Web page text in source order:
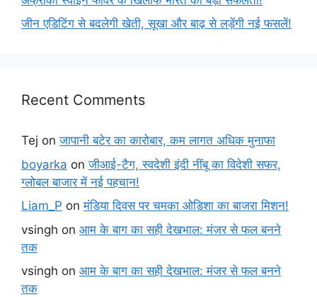
जीन एडिटिंग से बदलेगी खेती, सूखा और बाढ़ से लड़ेंगी नई फसलें!
Recent Comments
Tej onजापानी बटेर का कारोबार, कम लागत अधिक मुनाफा
boyarka onजीआई-टैग, स्वदेशी इंदी नींबू का विदेशी सफर,
ग्लोबल बाजार में नई पहचान!
Liam_P onमंडिया दिवस पर चमका ओडिशा का बाजरा मिशन!
vsingh on आम के बाग का सही देखभाल: मंजर से फल बनने
तक
vsingh on आम के बाग का सही देखभाल: मंजर से फल बनने
तक